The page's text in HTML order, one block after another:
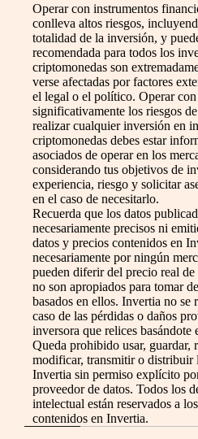
Operar con instrumentos
conlleva altos riesgos,
totalidad de la inversión, y
recomendada para todos los
criptomonedas son
verse afectadas por factores
el legal o el político. Operar
significativamente los riesgos
realizar cualquier inversión en
criptomonedas debes estar
asociados de operar en los
considerando tus objetivos de
experiencia, riesgo y solicitar
en el caso de necesitarlo.
Recuerda que los datos
necesariamente precisos ni
datos y precios contenidos en
necesariamente por ningún
pueden diferir del precio real
no son apropiados para tomar
basados en ellos. Invertia no se
caso de las pérdidas o daños
inversora que relices basándote
Queda prohibido usar, guardar,
modificar, transmitir o distribuir
Invertia sin permiso explícito
proveedor de datos. Todos los
intelectual están reservados a
contenidos en Invertia.